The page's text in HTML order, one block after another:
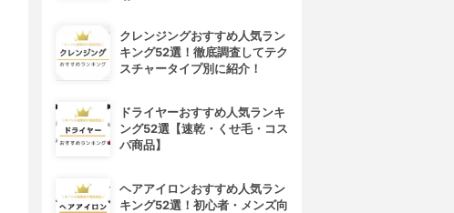
クレンジングおすすめ人気ラン
キング52選！徹底調査してテク
スチャータイプ別に紹介！
ドライヤーおすすめ人気ランキ
ング52選【速乾・くせ毛・コス
パ商品】
ヘアアイロンおすすめ人気ラン
キング52選！初心者・メンズ向